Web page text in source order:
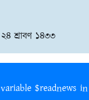
শ্রাবণ ১৪৩৩
variable $readnews in